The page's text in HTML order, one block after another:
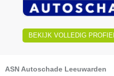
BEKIJK VOLLEDIG PROFIEL
ASN Autoschade Leeuwarden